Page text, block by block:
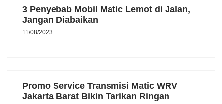
3 Penyebab Mobil Matic Lemot di Jalan,
Jangan Diabaikan
11/08/2023
Promo Service Transmisi Matic WRV
Jakarta Barat Bikin Tarikan Ringan